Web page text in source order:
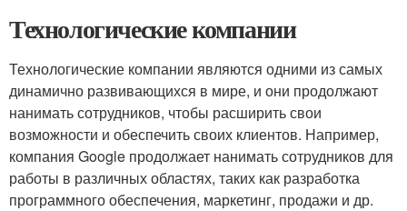
Технологические компании
Технологические компании являются одними из самых
динамично развивающихся в мире, и они продолжают
нанимать сотрудников, чтобы расширить свои
возможности и обеспечить своих клиентов. Например,
компания Google продолжает нанимать сотрудников для
работы в различных областях, таких как разработка
программного обеспечения, маркетинг, продажи и др.